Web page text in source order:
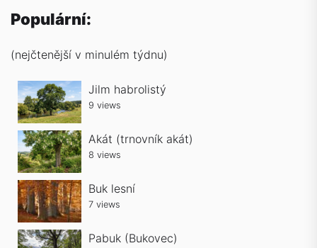
Populární:
(nejčtenější v minulém týdnu)
Jilm habrolistý
9 views
Akát (trnovník akát)
8 views
Buk lesní
7 views
Pabuk (Bukovec)